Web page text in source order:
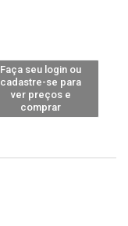
Faça seu login ou
cadastre-se para
ver preços e
comprar